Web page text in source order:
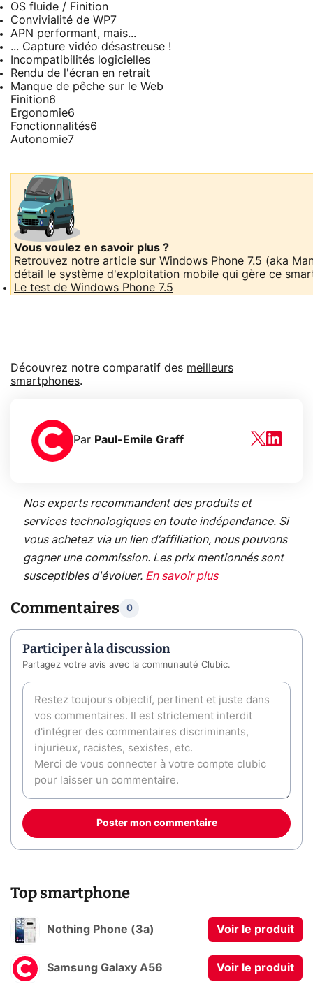
OS fluide / Finition
Convivialité de WP7
APN performant, mais...
... Capture vidéo désastreuse !
Incompatibilités logicielles
Rendu de l'écran en retrait
Manque de pêche sur le Web
Finition6
Ergonomie6
Fonctionnalités6
Autonomie7
Vous voulez en savoir plus ?
Retrouvez notre article sur Windows Phone 7.5 (aka
détail le système d'exploitation mobile qui gère ce
Le test de Windows Phone 7.5
Découvrez notre comparatif des meilleurs
smartphones.
Par Paul-Emile Graff
Nos experts recommandent des produits et
services technologiques en toute indépendance. Si
vous achetez via un lien d’affiliation, nous pouvons
gagner une commission. Les prix mentionnés sont
susceptibles d'évoluer. En savoir plus
Commentaires 0
Participer à la discussion
Partagez votre avis avec la communauté Clubic.
Poster mon commentaire
Top smartphone
Nothing Phone (3a) Voir le produit
Samsung Galaxy A56 Voir le produit